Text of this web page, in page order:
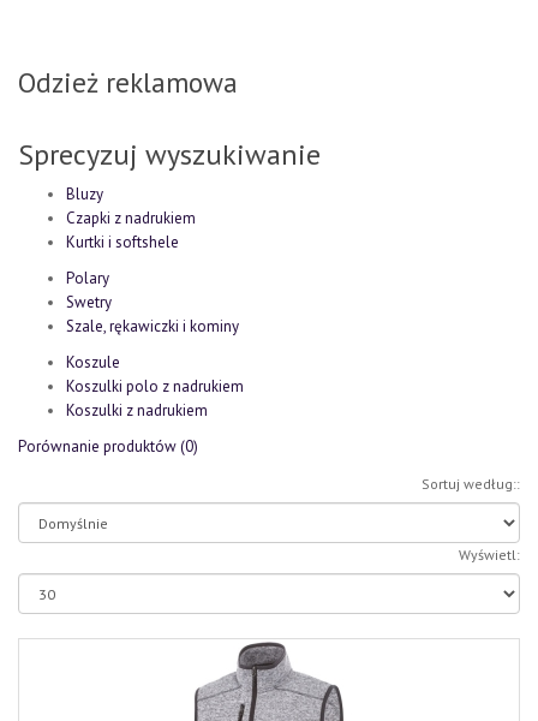
Odzież reklamowa
Sprecyzuj wyszukiwanie
Bluzy
Czapki z nadrukiem
Kurtki i softshele
Polary
Swetry
Szale, rękawiczki i kominy
Koszule
Koszulki polo z nadrukiem
Koszulki z nadrukiem
Porównanie produktów (0)
Sortuj według::
Wyświetl: